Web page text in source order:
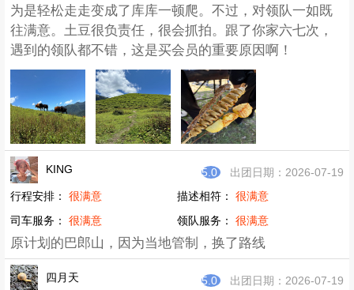
为是轻松走走变成了库库一顿爬。不过，对领队一如既
往满意。土豆很负责任，很会抓拍。跟了你家六七次，
遇到的领队都不错，这是买会员的重要原因啊！
KING 5.0
出团日期：2026-07-19
行程安排：很满意 描述相符： 很满意
司车服务：很满意 领队服务： 很满意
原计划的巴郎山，因为当地管制，换了路线
四月天 5.0
出团日期：2026-07-19